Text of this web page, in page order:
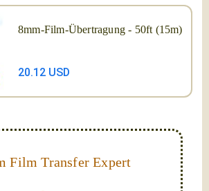
8mm-Film-Übertragung - 50ft (15m)
20.12 USD
Film Transfer Expert